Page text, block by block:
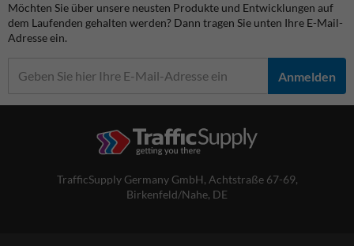
Möchten Sie über unsere neusten Produkte und Entwicklungen auf
dem Laufenden gehalten werden? Dann tragen Sie unten Ihre E-Mail-
Adresse ein.
Anmelden
TrafficSupply Germany GmbH, Achtstraße 67-69,
Birkenfeld/Nahe, DE